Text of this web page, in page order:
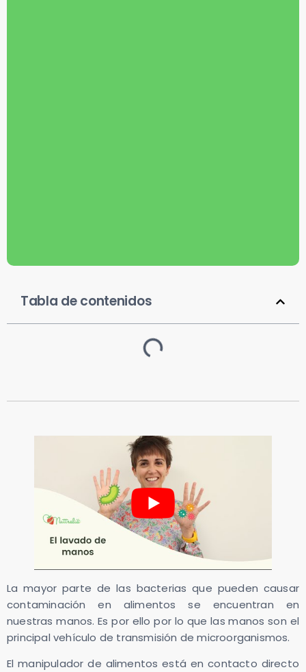
Tabla de contenidos
La mayor parte de las bacterias que pueden causar
contaminación en alimentos se encuentran en
nuestras manos. Es por ello por lo que las manos son el
principal vehículo de transmisión de microorganismos.
El manipulador de alimentos está en contacto directo